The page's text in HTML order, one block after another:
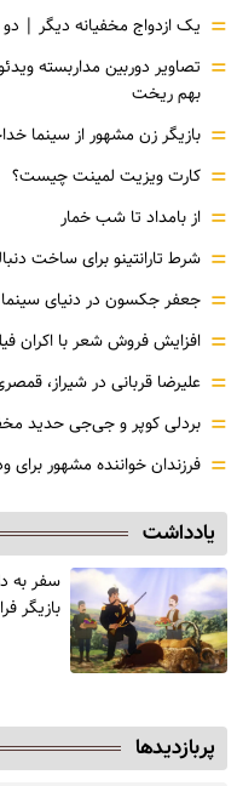
= یک ازدواج مخفیانه دیگر |
= تصاویر دوربین مداربسته
بهم ریخت
= بازیگر زن مشهور از سینما
= کارت ویزیت لمینت چیست؟
= از بامداد تا شب خمار
= شرط تارانتینو برای ساخت
= جعفر جکسون در دنیای سینما
= افزایش فروش شعر با اکران
= علیرضا قربانی در شیراز،
= بردلی کوپر و جی‌جی حدید
= فرزندان خواننده مشهور برای
یادداشت
سفر به
‌بازیگر
پربازدیدها